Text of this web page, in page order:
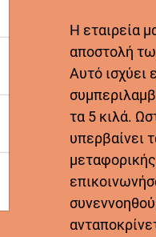
Η εταιρεία
αποστολή
Αυτό ισχύει
τα 5 κιλά.
υπερβαίνει